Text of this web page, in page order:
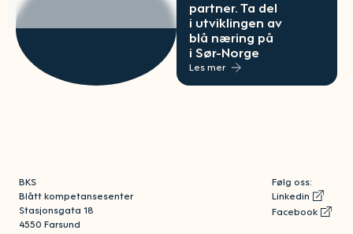
partner. Ta del
i utviklingen av
blå næring på
i Sør-Norge
Les mer
BKS
Blått kompetansesenter
Stasjonsgata 18
4550 Farsund
Følg oss:
Linkedin
Facebook